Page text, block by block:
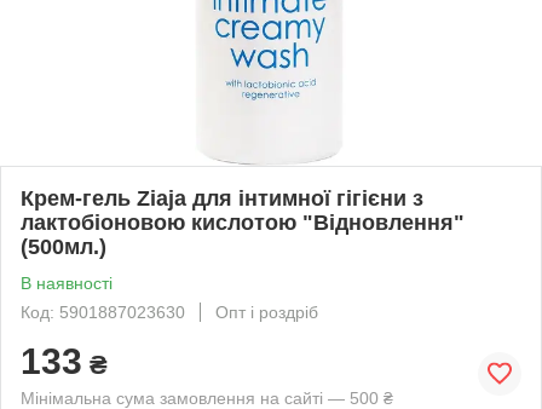
Крем-гель Ziaja для інтимної гігієни з
лактобіоновою кислотою "Відновлення"
(500мл.)
В наявності
Код: 5901887023630
Опт і роздріб
133 ₴
Мінімальна сума замовлення на сайті — 500 ₴